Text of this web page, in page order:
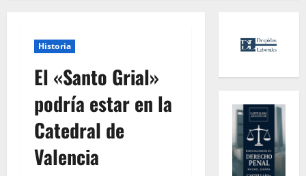
Historia
El «Santo Grial»
podría estar en la
Catedral de
Valencia